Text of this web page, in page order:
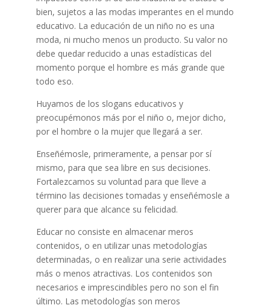
bien, sujetos a las modas imperantes en el mundo
educativo. La educación de un niño no es una
moda, ni mucho menos un producto. Su valor no
debe quedar reducido a unas estadísticas del
momento porque el hombre es más grande que
todo eso.
Huyamos de los slogans educativos y
preocupémonos más por el niño o, mejor dicho,
por el hombre o la mujer que llegará a ser.
Enseñémosle, primeramente, a pensar por sí
mismo, para que sea libre en sus decisiones.
Fortalezcamos su voluntad para que lleve a
término las decisiones tomadas y enseñémosle a
querer para que alcance su felicidad.
Educar no consiste en almacenar meros
contenidos, o en utilizar unas metodologías
determinadas, o en realizar una serie actividades
más o menos atractivas. Los contenidos son
necesarios e imprescindibles pero no son el fin
último. Las metodologías son meros